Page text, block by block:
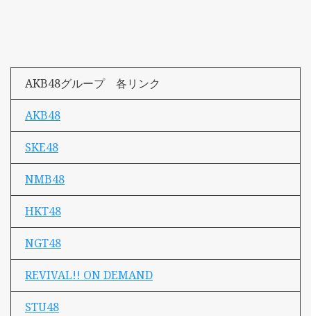
AKB48グループ 各リンク
AKB48
SKE48
NMB48
HKT48
NGT48
REVIVAL!! ON DEMAND
STU48